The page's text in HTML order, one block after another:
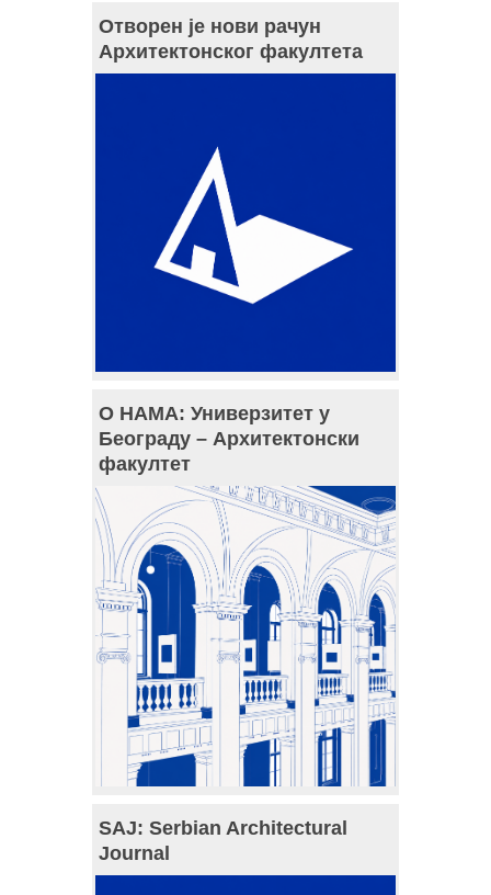
Отворен је нови рачун
Архитектонског факултета
О НАМА: Универзитет у
Београду – Архитектонски
факултет
SAJ: Serbian Architectural
Journal